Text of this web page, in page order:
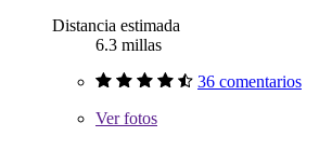
Distancia estimada
6.3 millas
36 comentarios
Verfotos